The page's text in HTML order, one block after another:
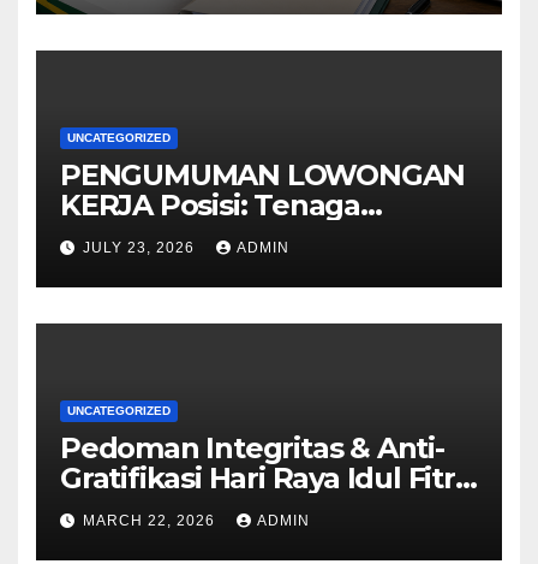
UNCATEGORIZED
PENGUMUMAN LOWONGAN
KERJA Posisi: Tenaga
Pendidik
JULY 23, 2026 ADMIN
UNCATEGORIZED
Pedoman Integritas & Anti-
Gratifikasi Hari Raya Idul Fitri
1447 H
MARCH 22, 2026 ADMIN